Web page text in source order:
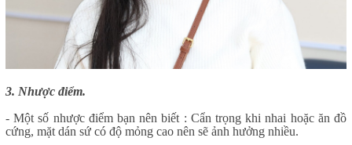
3. Nhược điểm.
- Một số nhược điểm bạn nên biết : Cẩn trọng khi nhai hoặc ăn đồ
cứng, mặt dán sứ có độ mỏng cao nên sẽ ảnh hưởng nhiều.